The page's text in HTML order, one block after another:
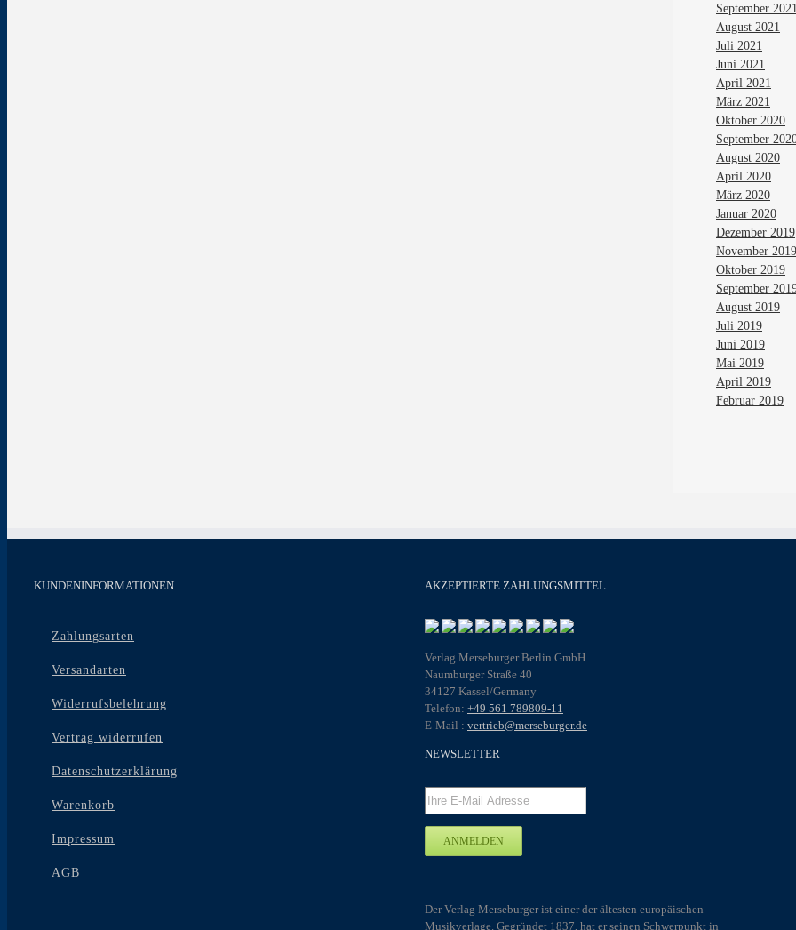
September
August 2021
Juli 2021
Juni 2021
April 2021
März 2021
Oktober 2020
September
August 2020
April 2020
März 2020
Januar 2020
Dezember 2019
November 2019
Oktober 2019
September
August 2019
Juli 2019
Juni 2019
Mai 2019
April 2019
Februar 2019
KUNDENINFORMATIONEN
Zahlungsarten
Versandarten
Widerrufsbelehrung
Vertrag widerrufen
Datenschutzerklärung
Warenkorb
Impressum
AGB
AKZEPTIERTE ZAHLUNGSMITTEL
Verlag Merseburger Berlin GmbH
Naumburger Straße 40
34127 Kassel/Germany
Telefon: +49 561 789809-11
E-Mail : vertrieb@merseburger.de
NEWSLETTER
Der Verlag Merseburger ist einer der ältesten europäischen
Musikverlage. Gegründet 1837, hat er seinen Schwerpunkt in